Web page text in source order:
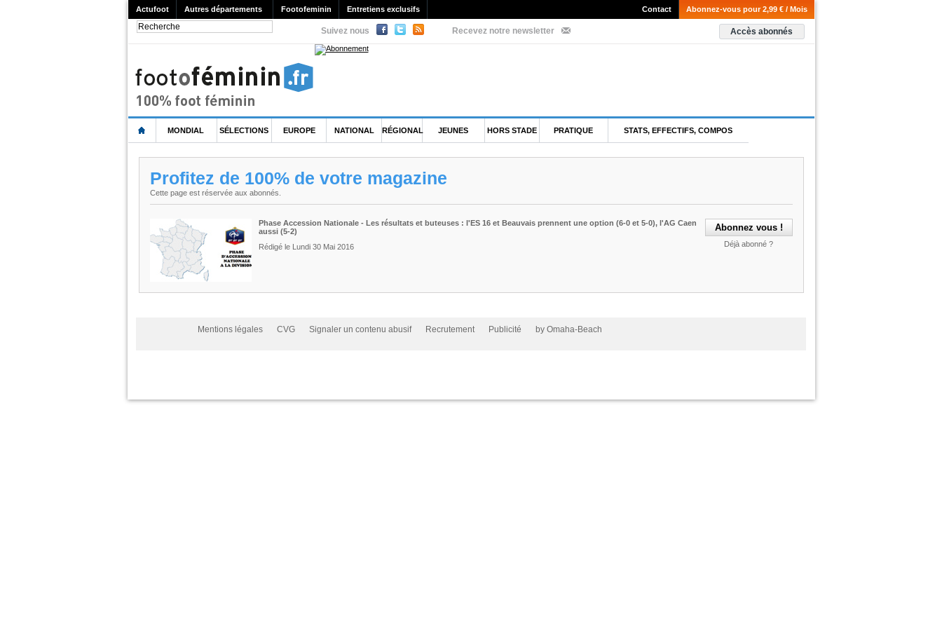
Actufoot Autres départements Footofeminin Entretiens exclusifs Abonnez-vous pour 2,99 € / Mois
Contact
Suivez nous Recevez notre newsletter Accès abonnés
MONDIAL SÉLECTIONS EUROPE NATIONAL RÉGIONAL JEUNES HORS STADE PRATIQUE STATS, EFFECTIFS, COMPOS
Profitez de 100% de votre magazine
Cette page est réservée aux abonnés.
Déjà abonné ?
Phase Accession Nationale - Les résultats et buteuses : l'ES 16 et Beauvais prennent une option (6-0 et 5-0), l'AG Caen
aussi (5-2)
Rédigé le Lundi 30 Mai 2016
Mentions légales CVG Signaler un contenu abusif Recrutement Publicité by Omaha-Beach